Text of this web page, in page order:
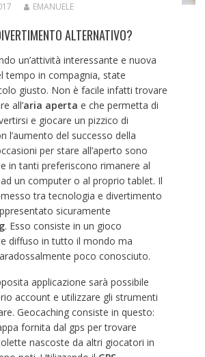
EMANUELE
ALTERNATIVO?
un’attività interessante e nuova
tempo in compagnia, state
giusto. Non è facile infatti trovare
all’aria aperta e che permetta di
e giocare un pizzico di
l’aumento del successo della
per stare all’aperto sono
in tanti preferiscono rimanere al
un computer o al proprio tablet. Il
tra tecnologia e divertimento
sicuramente
. Esso consiste in un gioco
diffuso in tutto il mondo ma
poco conosciuto.
applicazione sarà possibile
account e utilizzare gli strumenti
Geocaching consiste in questo:
fornita dal gps per trovare
nascoste da altri giocatori in